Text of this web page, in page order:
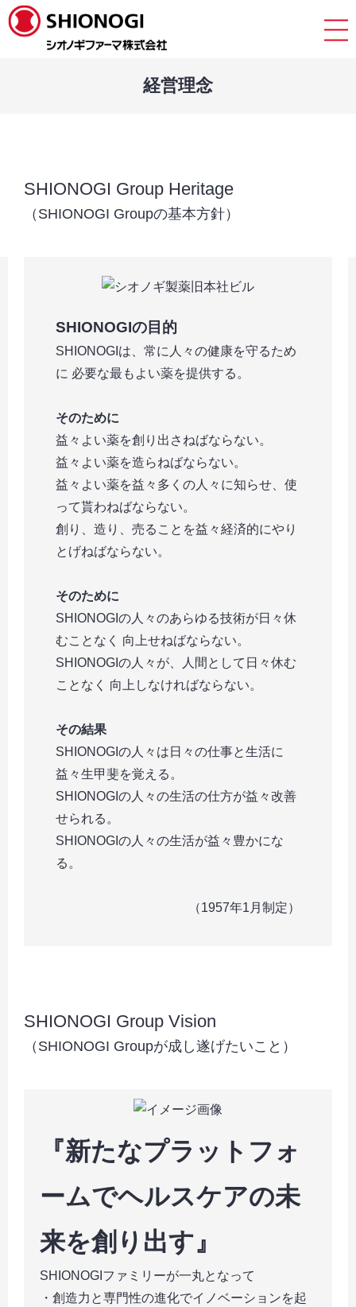
経営理念
SHIONOGI Group Heritage
（SHIONOGI Groupの基本方針）
SHIONOGIの目的
SHIONOGIは、常に人々の健康を守るため
に 必要な最もよい薬を提供する。
そのために
益々よい薬を創り出さねばならない。
益々よい薬を造らねばならない。
益々よい薬を益々多くの人々に知らせ、使
って貰わねばならない。
創り、造り、売ることを益々経済的にやり
とげねばならない。
そのために
SHIONOGIの人々のあらゆる技術が日々休
むことなく 向上せねばならない。
SHIONOGIの人々が、人間として日々休む
ことなく 向上しなければならない。
その結果
SHIONOGIの人々は日々の仕事と生活に
益々生甲斐を覚える。
SHIONOGIの人々の生活の仕方が益々改善
せられる。
SHIONOGIの人々の生活が益々豊かにな
る。
（1957年1月制定）
SHIONOGI Group Vision
（SHIONOGI Groupが成し遂げたいこと）
『新たなプラットフォ
ームでヘルスケアの未
来を創り出す』
SHIONOGIファミリーが一丸となって
・創造力と専門性の進化でイノベーションを起